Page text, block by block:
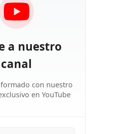
a nuestro
canal
con nuestro
en YouTube